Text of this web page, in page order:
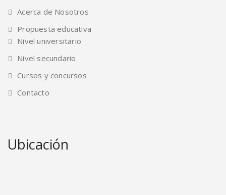
Acerca de Nosotros
Propuesta educativa
Nivel universitario
Nivel secundario
Cursos y concursos
Contacto
Ubicación